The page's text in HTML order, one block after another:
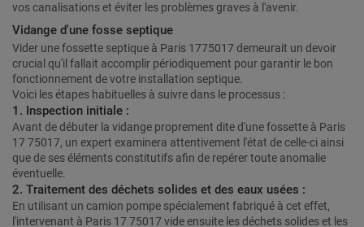
vos canalisations et éviter les problèmes graves à l'avenir.
Vidange d'une fosse septique
Vider une fossette septique à Paris 1775017 demeurait un devoir
crucial qu'il fallait accomplir périodiquement pour garantir le bon
fonctionnement de votre installation septique.
Voici les étapes habituelles à suivre dans le processus :
1. Inspection initiale :
Avant de débuter la vidange proprement dite d'une fossette à Paris
17 75017, un expert examinera attentivement l'état de celle-ci ainsi
que de ses éléments constitutifs afin de repérer toute anomalie
éventuelle.
2. Traitement des déchets solides et des eaux usées :
En utilisant un camion pompe spécialement fabriqué à cet effet,
l'intervenant à Paris 17 75017 vide ensuite les déchets solides et les